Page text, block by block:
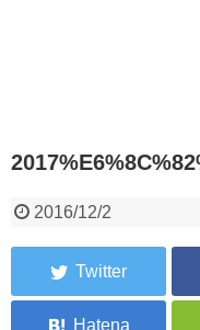
2016/12/2